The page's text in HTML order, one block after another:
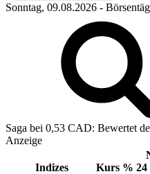
Sonntag, 09.08.2026 -
Saga bei 0,53 CAD: Bewertet
Anzeige
Indizes Kurs % 24